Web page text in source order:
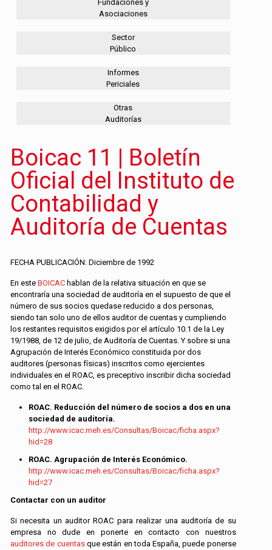
Fundaciones y
Asociaciones
Sector
Público
Informes
Periciales
Otras
Auditorías
Boicac 11 | Boletín
Oficial del Instituto de
Contabilidad y
Auditoría de Cuentas
FECHA PUBLICACIÓN: Diciembre de 1992
En este BOICAC hablan de la relativa situación en que se
encontraría una sociedad de auditoría en el supuesto de que el
número de sus socios quedase reducido a dos personas,
siendo tan solo uno de ellos auditor de cuentas y cumpliendo
los restantes requisitos exigidos por el artículo 10.1 de la Ley
19/1988, de 12 de julio, de Auditoría de Cuentas. Y sobre si una
Agrupación de Interés Económico constituida por dos
auditores (personas físicas) inscritos como ejercientes
individuales en el ROAC, es preceptivo inscribir dicha sociedad
como tal en el ROAC.
ROAC. Reducción del número de socios a dos en una
sociedad de auditoría.
http://www.icac.meh.es/Consultas/Boicac/ficha.aspx?
hid=28
ROAC. Agrupación de Interés Económico.
http://www.icac.meh.es/Consultas/Boicac/ficha.aspx?
hid=27
Contactar con un auditor
Si necesita un auditor ROAC para realizar una auditoría de su
empresa no dude en ponerte en contacto con nuestros
auditores de cuentasque están en toda España, puede ponerse